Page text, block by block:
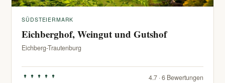
SÜDSTEIERMARK
Eichberghof, Weingut und Gutshof
Eichberg-Trautenburg
4.7 · 6 Bewertungen